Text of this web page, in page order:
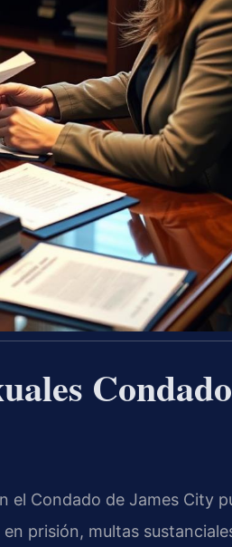
el Condado de James City
prisión, multas